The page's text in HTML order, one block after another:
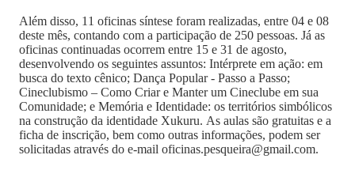
Além disso, 11 oficinas síntese foram realizadas, entre 04 e 08
deste mês, contando com a participação de 250 pessoas. Já as
oficinas continuadas ocorrem entre 15 e 31 de agosto,
desenvolvendo os seguintes assuntos: Intérprete em ação: em
busca do texto cênico; Dança Popular - Passo a Passo;
Cineclubismo – Como Criar e Manter um Cineclube em sua
Comunidade; e Memória e Identidade: os territórios simbólicos
na construção da identidade Xukuru. As aulas são gratuitas e a
ficha de inscrição, bem como outras informações, podem ser
solicitadas através do e-mail oficinas.pesqueira@gmail.com.